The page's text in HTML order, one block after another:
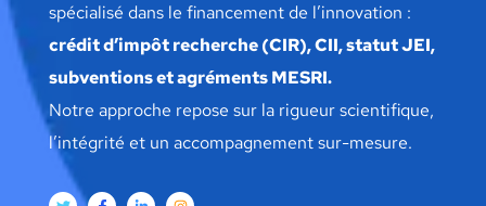
spécialisé dans le financement de l’innovation :
crédit d’impôt recherche (CIR), CII, statut JEI,
subventions et agréments MESRI.
Notre approche repose sur la rigueur scientifique,
l’intégrité et un accompagnement sur-mesure.